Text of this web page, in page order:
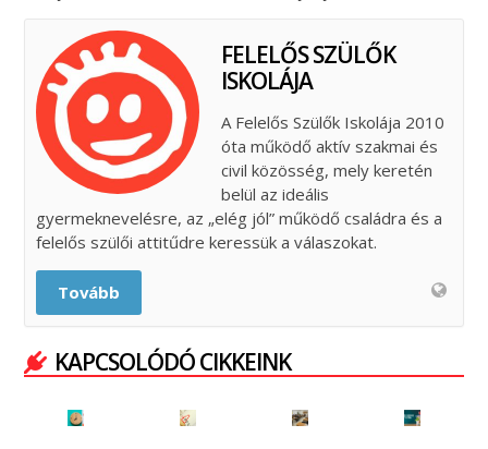
FELELŐS SZÜLŐK
ISKOLÁJA
A Felelős Szülők Iskolája 2010
óta működő aktív szakmai és
civil közösség, mely keretén
belül az ideális
gyermeknevelésre, az „elég jól” működő családra és a
felelős szülői attitűdre keressük a válaszokat.
Tovább
KAPCSOLÓDÓ CIKKEINK